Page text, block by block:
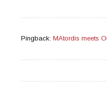
Pingback:MAtordis meets